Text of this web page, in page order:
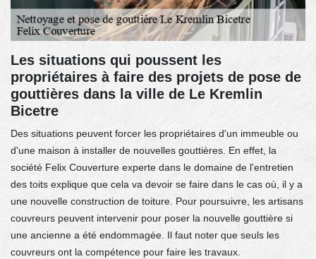
Les situations qui poussent les
propriétaires à faire des projets de pose de
gouttières dans la ville de Le Kremlin
Bicetre
Des situations peuvent forcer les propriétaires d'un immeuble ou
d'une maison à installer de nouvelles gouttières. En effet, la
société Felix Couverture experte dans le domaine de l'entretien
des toits explique que cela va devoir se faire dans le cas où, il y a
une nouvelle construction de toiture. Pour poursuivre, les artisans
couvreurs peuvent intervenir pour poser la nouvelle gouttière si
une ancienne a été endommagée. Il faut noter que seuls les
couvreurs ont la compétence pour faire les travaux.